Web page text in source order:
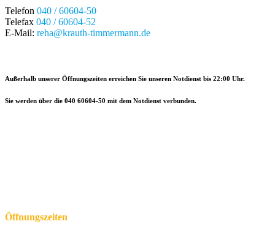
Telefon 040 / 60604-50
Telefax 040 / 60604-52
E-Mail: reha@krauth-timmermann.de
Außerhalb unserer Öffnungszeiten erreichen Sie unseren Notdienst bis 22:00 Uhr.
Sie werden über die 040 60604-50 mit dem Notdienst verbunden.
Öffnungszeiten